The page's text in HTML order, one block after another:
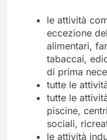
le attività
eccezione
alimentari,
tabaccai,
di prima
tutte le
tutte le
piscine,
sociali,
le attività